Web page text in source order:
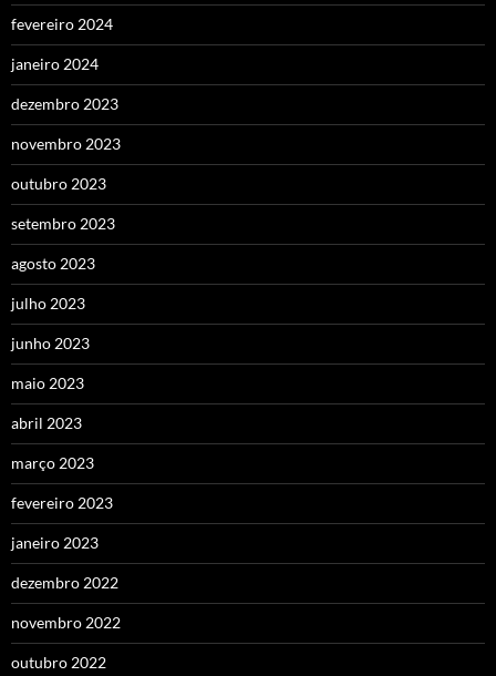
fevereiro 2024
janeiro 2024
dezembro 2023
novembro 2023
outubro 2023
setembro 2023
agosto 2023
julho 2023
junho 2023
maio 2023
abril 2023
março 2023
fevereiro 2023
janeiro 2023
dezembro 2022
novembro 2022
outubro 2022